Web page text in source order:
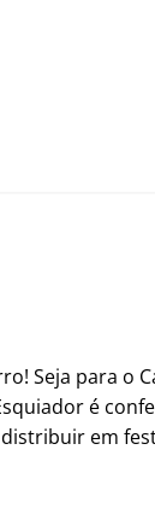
Seja para o
é
em